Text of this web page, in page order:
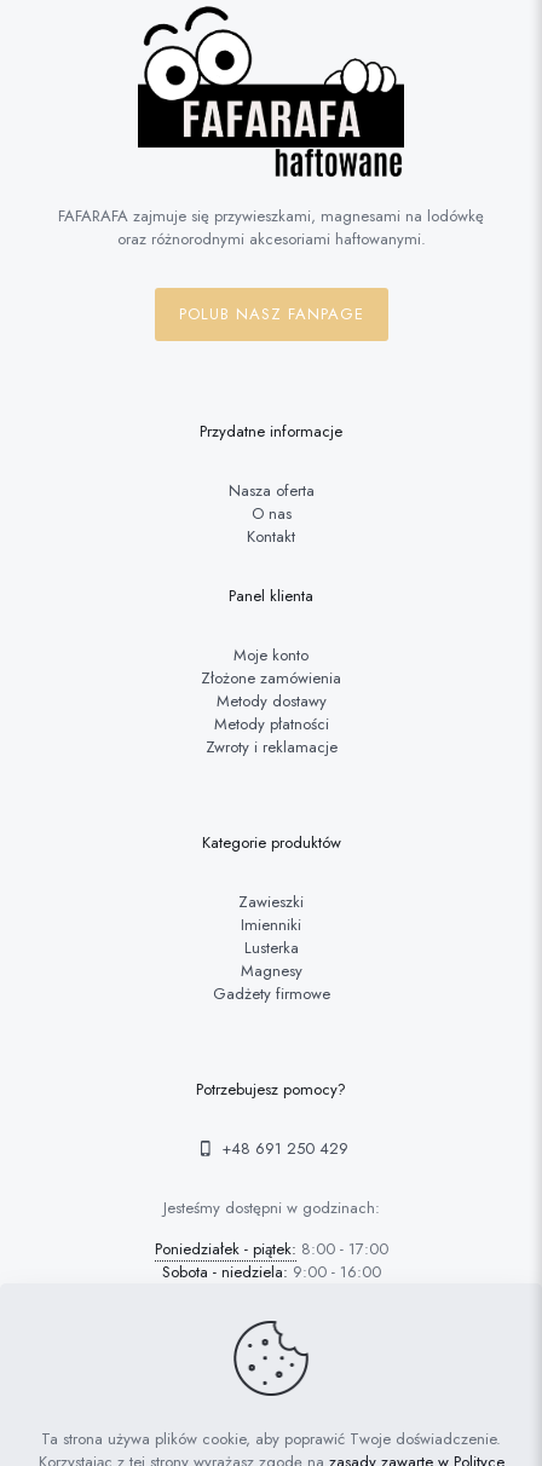
FAFARAFA zajmuje się przywieszkami, magnesami na lodówkę
oraz różnorodnymi akcesoriami haftowanymi.
POLUB NASZ FANPAGE
Przydatne informacje
Nasza oferta
O nas
Kontakt
Panel klienta
Moje konto
Złożone zamówienia
Metody dostawy
Metody płatności
Zwroty i reklamacje
Kategorie produktów
Zawieszki
Imienniki
Lusterka
Magnesy
Gadżety firmowe
Potrzebujesz pomocy?
+48 691 250 429
Jesteśmy dostępni w godzinach:
Poniedziałek - piątek: 8:00 - 17:00
Sobota - niedziela: 9:00 - 16:00
© 2022 FAFARAFA | Haft Piotrków Trybunalski |
Projektowanie
stron Piotrków: AdrianGrzybek.pl
Ta strona używa plików cookie, aby poprawić Twoje doświadczenie.